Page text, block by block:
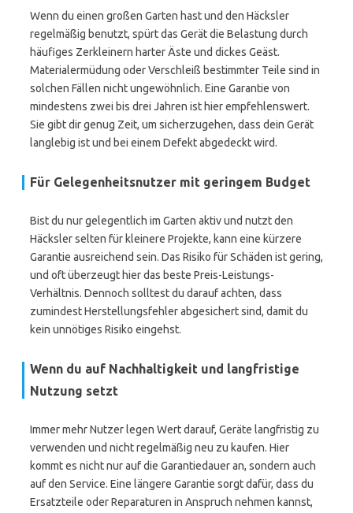
Wenn du einen großen Garten hast und den Häcksler
regelmäßig benutzt, spürt das Gerät die Belastung durch
häufiges Zerkleinern harter Äste und dickes Geäst.
Materialermüdung oder Verschleiß bestimmter Teile sind in
solchen Fällen nicht ungewöhnlich. Eine Garantie von
mindestens zwei bis drei Jahren ist hier empfehlenswert.
Sie gibt dir genug Zeit, um sicherzugehen, dass dein Gerät
langlebig ist und bei einem Defekt abgedeckt wird.
Für Gelegenheitsnutzer mit geringem Budget
Bist du nur gelegentlich im Garten aktiv und nutzt den
Häcksler selten für kleinere Projekte, kann eine kürzere
Garantie ausreichend sein. Das Risiko für Schäden ist gering,
und oft überzeugt hier das beste Preis-Leistungs-
Verhältnis. Dennoch solltest du darauf achten, dass
zumindest Herstellungsfehler abgesichert sind, damit du
kein unnötiges Risiko eingehst.
Wenn du auf Nachhaltigkeit und langfristige
Nutzung setzt
Immer mehr Nutzer legen Wert darauf, Geräte langfristig zu
verwenden und nicht regelmäßig neu zu kaufen. Hier
kommt es nicht nur auf die Garantiedauer an, sondern auch
auf den Service. Eine längere Garantie sorgt dafür, dass du
Ersatzteile oder Reparaturen in Anspruch nehmen kannst,